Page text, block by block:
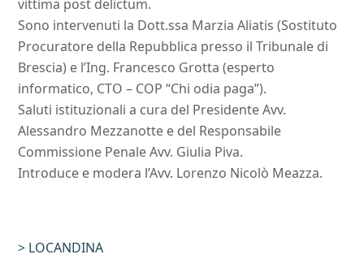
vittima post delictum.
Sono intervenuti la Dott.ssa Marzia Aliatis (Sostituto
Procuratore della Repubblica presso il Tribunale di
Brescia) e l’Ing. Francesco Grotta (esperto
informatico, CTO – COP “Chi odia paga”).
Saluti istituzionali a cura del Presidente Avv.
Alessandro Mezzanotte e del Responsabile
Commissione Penale Avv. Giulia Piva.
Introduce e modera l’Avv. Lorenzo Nicolò Meazza.
> LOCANDINA